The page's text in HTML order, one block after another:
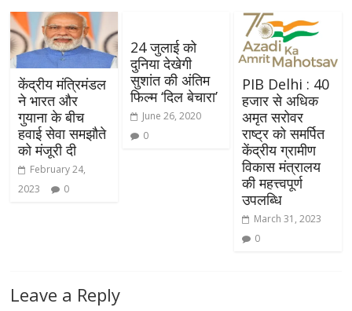
केंद्रीय मंत्रिमंडल
ने भारत और
गुयाना के बीच
हवाई सेवा समझौते
को मंजूरी दी
February 24,
2023
0
24 जुलाई को
दुनिया देखेगी
सुशांत की अंतिम
फिल्म ‘दिल बेचारा’
June 26, 2020
0
PIB Delhi : 40
हजार से अधिक
अमृत सरोवर
राष्ट्र को समर्पित
केंद्रीय ग्रामीण
विकास मंत्रालय
की महत्त्वपूर्ण
उपलब्धि
March 31, 2023
0
Leave a Reply